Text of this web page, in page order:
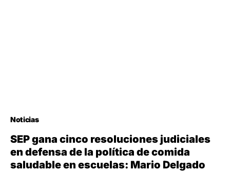
Noticias
SEP gana cinco resoluciones judiciales
en defensa de la política de comida
saludable en escuelas: Mario Delgado